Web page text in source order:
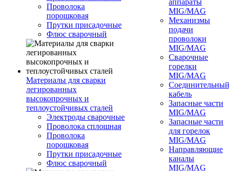
Проволока
порошковая
Прутки присадочные
Флюс сварочный
Материалы для сварки
легированных
высокопрочных и
теплоустойчивых сталей
Электроды сварочные
Проволока сплошная
Проволока
порошковая
Прутки присадочные
Флюс сварочный
аппараты
MIG/MAG
Механизмы
подачи
проволоки
MIG/MAG
Сварочные
горелки
MIG/MAG
Соединительный
кабель
Запасные части
MIG/MAG
Запасные части
для горелок
MIG/MAG
Направляющие
каналы
MIG/MAG